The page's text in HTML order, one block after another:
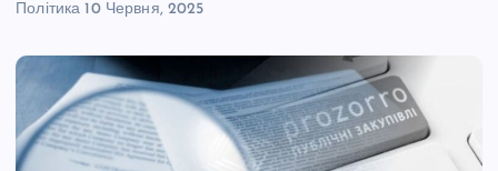
Політика 10 Червня, 2025